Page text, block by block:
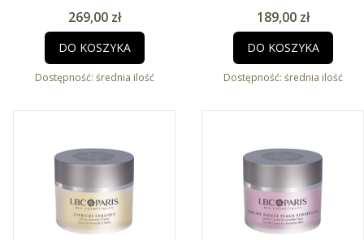
Cena
269,00 zł
DO KOSZYKA
Dostępność: średnia ilość
Cena
189,00 zł
DO KOSZYKA
Dostępność: średnia ilość